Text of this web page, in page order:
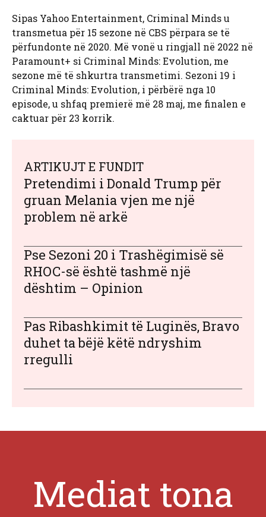
Sipas Yahoo Entertainment, Criminal Minds u
transmetua për 15 sezone në CBS përpara se të
përfundonte në 2020. Më vonë u ringjall në 2022 në
Paramount+ si Criminal Minds: Evolution, me
sezone më të shkurtra transmetimi. Sezoni 19 i
Criminal Minds: Evolution, i përbërë nga 10
episode, u shfaq premierë më 28 maj, me finalen e
caktuar për 23 korrik.
ARTIKUJT E FUNDIT
Pretendimi i Donald Trump për
gruan Melania vjen me një
problem në arkë
Pse Sezoni 20 i Trashëgimisë së
RHOC-së është tashmë një
dështim – Opinion
Pas Ribashkimit të Luginës, Bravo
duhet ta bëjë këtë ndryshim
rregulli
Mediat tona